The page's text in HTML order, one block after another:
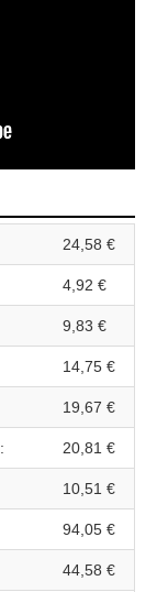
24,58 €
4,92 €
9,83 €
14,75 €
19,67 €
: 20,81 €
10,51 €
94,05 €
44,58 €